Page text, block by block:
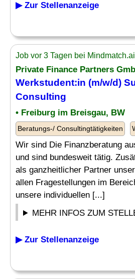
▶ Zur Stellenanzeige
Job vor 3 Tagen bei
Private Finance Partners
Werkstudent:in (m/w/d)
Consulting
• Freiburg im Breisgau, BW
Beratungs-/ Consultingtätigkeiten
Wir sind Die Finanzberatung
und sind bundesweit tätig.
als ganzheitlicher Partner
allen Fragestellungen im
unsere individuellen [...]
MEHR INFOS ZUM
▶ Zur Stellenanzeige